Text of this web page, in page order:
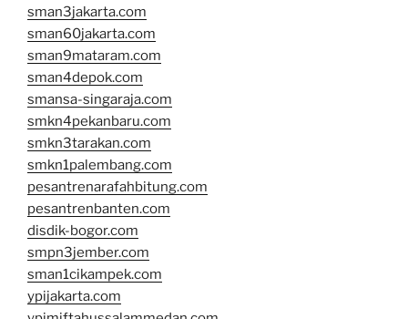
sman3jakarta.com
sman60jakarta.com
sman9mataram.com
sman4depok.com
smansa-singaraja.com
smkn4pekanbaru.com
smkn3tarakan.com
smkn1palembang.com
pesantrenarafahbitung.com
pesantrenbanten.com
disdik-bogor.com
smpn3jember.com
sman1cikampek.com
ypijakarta.com